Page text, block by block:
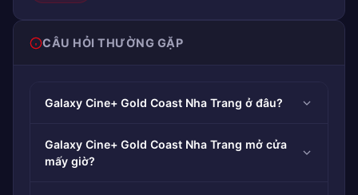
CÂU HỎI THƯỜNG GẶP
Galaxy Cine+ Gold Coast Nha Trang ở đâu?
Galaxy Cine+ Gold Coast Nha Trang mở cửa
mấy giờ?